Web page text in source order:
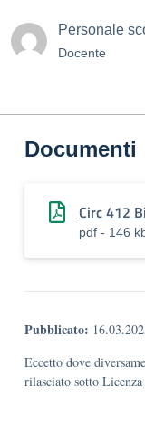
Personale
Docente
Documenti
Circ 412
pdf - 146
Pubblicato:
Eccetto dove
rilasciato sotto